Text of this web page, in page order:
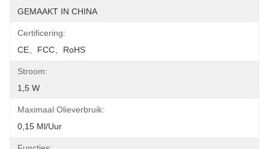
GEMAAKT IN CHINA
Certificering:
CE、FCC、RoHS
Stroom:
1,5 W
Maximaal Olieverbruik:
0,15 Ml/uur